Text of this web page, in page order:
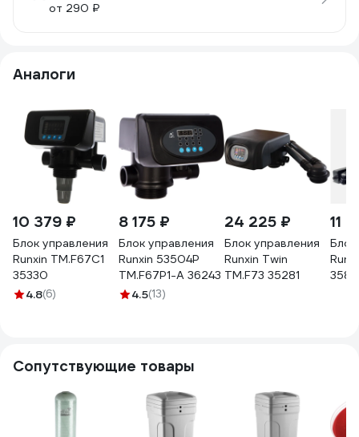
от 290 ₽
Аналоги
10 379 ₽
Блок управления
Runxin ТМ.F67С1
35330
4.8(6)
8 175 ₽
Блок управления
Runxin 53504P
ТМ.F67P1-A 36243
4.5(13)
24 225 ₽
Блок управления
Runxin Twin
ТМ.F73 35281
11
Сопутствующие товары